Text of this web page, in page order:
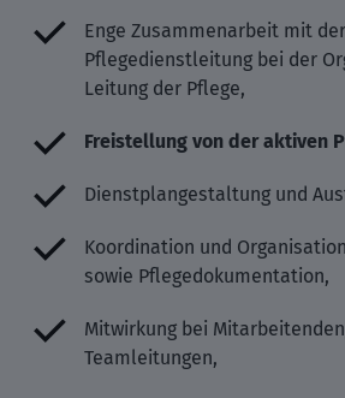
Enge Zusammenarbeit mit
Pflegedienstleitung bei der
Leitung der Pflege,
Freistellung von der aktiven
Dienstplangestaltung und
Koordination und
sowie Pflegedokumentation,
Mitwirkung bei
Teamleitungen,